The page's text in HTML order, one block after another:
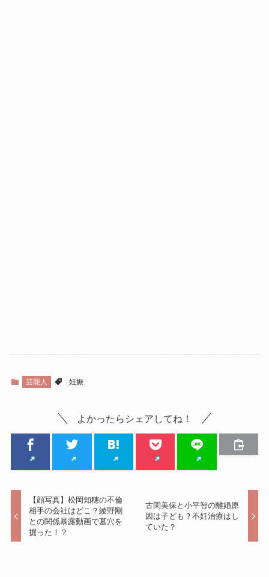
芸能人 妊娠
よかったらシェアしてね！
【顔写真】松岡知穂の不倫
相手の会社はどこ？綾野剛
との関係暴露動画で墓穴を
掘った！？
古閑美保と小平智の離婚原
因は子ども？不妊治療はし
ていた？